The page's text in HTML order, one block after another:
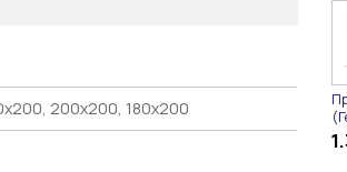
200х200, 180х200